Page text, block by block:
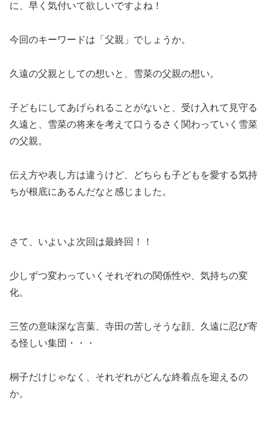
に、早く気付いて欲しいですよね！
今回のキーワードは「父親」でしょうか。
久遠の父親としての想いと、雪菜の父親の想い。
子どもにしてあげられることがないと、受け入れて見守る
久遠と、雪菜の将来を考えて口うるさく関わっていく雪菜
の父親。
伝え方や表し方は違うけど、どちらも子どもを愛する気持
ちが根底にあるんだなと感じました。
さて、いよいよ次回は最終回！！
少しずつ変わっていくそれぞれの関係性や、気持ちの変
化。
三笠の意味深な言葉、寺田の苦しそうな顔、久遠に忍び寄
る怪しい集団・・・
桐子だけじゃなく、それぞれがどんな終着点を迎えるの
か。